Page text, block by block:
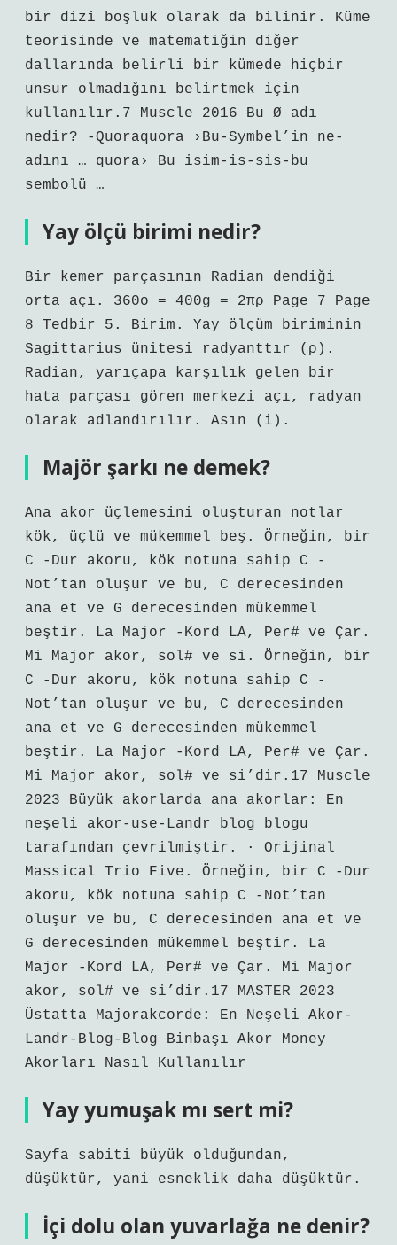
bir dizi boşluk olarak da bilinir. Küme
teorisinde ve matematiğin diğer
dallarında belirli bir kümede hiçbir
unsur olmadığını belirtmek için
kullanılır.7 ​​Muscle 2016 Bu Ø adı
nedir? -Quoraquora ›Bu-Symbel’in ne-
adını … quora› Bu isim-is-sis-bu
sembolü …
Yay ölçü birimi nedir?
Bir kemer parçasının Radian dendiği
orta açı. 360o = 400g = 2πρ Page 7 Page
8 Tedbir 5. Birim. Yay ölçüm biriminin
Sagittarius ünitesi radyanttır (ρ).
Radian, yarıçapa karşılık gelen bir
hata parçası gören merkezi açı, radyan
olarak adlandırılır. Asın (i).
Majör şarkı ne demek?
Ana akor üçlemesini oluşturan notlar
kök, üçlü ve mükemmel beş. Örneğin, bir
C -Dur akoru, kök notuna sahip C -
Not’tan oluşur ve bu, C derecesinden
ana et ve G derecesinden mükemmel
beştir. La Major -Kord LA, Per# ve Çar.
Mi Major akor, sol# ve si. Örneğin, bir
C -Dur akoru, kök notuna sahip C -
Not’tan oluşur ve bu, C derecesinden
ana et ve G derecesinden mükemmel
beştir. La Major -Kord LA, Per# ve Çar.
Mi Major akor, sol# ve si’dir.17 Muscle
2023 Büyük akorlarda ana akorlar: En
neşeli akor-use-Landr blog blogu
tarafından çevrilmiştir. · Orijinal
Massical Trio Five. Örneğin, bir C -Dur
akoru, kök notuna sahip C -Not’tan
oluşur ve bu, C derecesinden ana et ve
G derecesinden mükemmel beştir. La
Major -Kord LA, Per# ve Çar. Mi Major
akor, sol# ve si’dir.17 MASTER 2023
Üstatta Majorakcorde: En Neşeli Akor-
Landr-Blog-Blog Binbaşı Akor Money
Akorları Nasıl Kullanılır
Yay yumuşak mı sert mi?
Sayfa sabiti büyük olduğundan,
düşüktür, yani esneklik daha düşüktür.
İçi dolu olan yuvarlağa ne denir?